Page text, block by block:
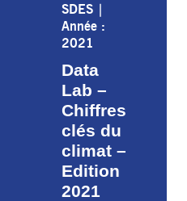
SDES |
Année :
2021
Data
Lab –
Chiffres
clés du
climat –
Edition
2021